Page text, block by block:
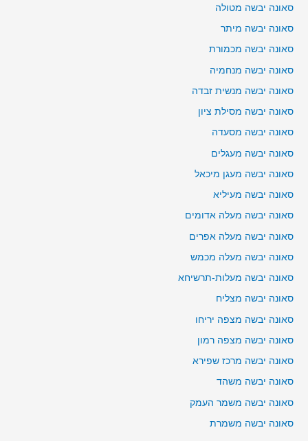
סאונה יבשה מטולה
סאונה יבשה מיתר
סאונה יבשה מכמורת
סאונה יבשה מנחמיה
סאונה יבשה מנשית זבדה
סאונה יבשה מסילת ציון
סאונה יבשה מסעדה
סאונה יבשה מעגלים
סאונה יבשה מעגן מיכאל
סאונה יבשה מעיליא
סאונה יבשה מעלה אדומים
סאונה יבשה מעלה אפרים
סאונה יבשה מעלה מכמש
סאונה יבשה מעלות-תרשיחא
סאונה יבשה מצליח
סאונה יבשה מצפה יריחו
סאונה יבשה מצפה רמון
סאונה יבשה מרכז שפירא
סאונה יבשה משהד
סאונה יבשה משמר העמק
סאונה יבשה משמרת